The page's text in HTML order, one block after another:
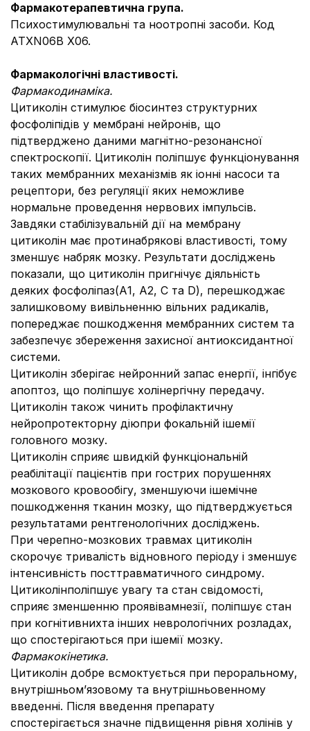
Фармакотерапевтична група.
Психостимулювальні та ноотропні засоби. Код
АТХN06В Х06.
Фармакологічні властивості.
Фармакодинаміка.
Цитиколін стимулює біосинтез структурних
фосфоліпідів у мембрані нейронів, що
підтверджено даними магнітно-резонансної
спектроскопії. Цитиколін поліпшує функціонування
таких мембранних механізмів як іонні насоси та
рецептори, без регуляції яких неможливе
нормальне проведення нервових імпульсів.
Завдяки стабілізувальній дії на мембрану
цитиколін має протинабрякові властивості, тому
зменшує набряк мозку. Результати досліджень
показали, що цитиколін пригнічує діяльність
деяких фосфоліпаз(А1, А2, С та D), перешкоджає
залишковому вивільненню вільних радикалів,
попереджає пошкодження мембранних систем та
забезпечує збереження захисної антиоксидантної
системи.
Цитиколін зберігає нейронний запас енергії, інгібує
апоптоз, що поліпшує холінергічну передачу.
Цитиколін також чинить профілактичну
нейропротекторну діюпри фокальній ішемії
головного мозку.
Цитиколін сприяє швидкій функціональній
реабілітації пацієнтів при гострих порушеннях
мозкового кровообігу, зменшуючи ішемічне
пошкодження тканин мозку, що підтверджується
результатами рентгенологічних досліджень.
При черепно-мозкових травмах цитиколін
скорочує тривалість відновного періоду і зменшує
інтенсивність посттравматичного синдрому.
Цитиколінполіпшує увагу та стан свідомості,
сприяє зменшенню проявівамнезії, поліпшує стан
при когнітивнихта інших неврологічних розладах,
що спостерігаються при ішемії мозку.
Фармакокінетика.
Цитиколін добре всмоктується при пероральному,
внутрішньом’язовому та внутрішньовенному
введенні. Після введення препарату
спостерігається значне підвищення рівня холінів у